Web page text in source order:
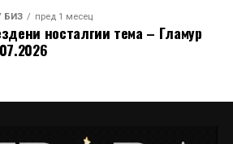
сè уште имаат иднина.
БИЗ пред 1 месец
носталгии тема – Гламур